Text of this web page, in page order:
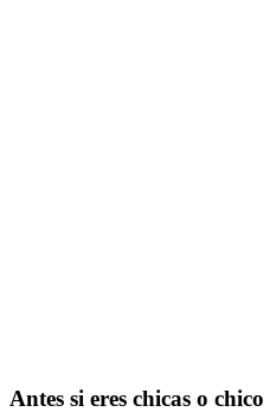
Antes si eres chicas o chico